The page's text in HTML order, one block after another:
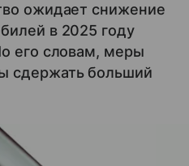
ожидает снижение
в 2025 году
его словам, меры
сдержать больший